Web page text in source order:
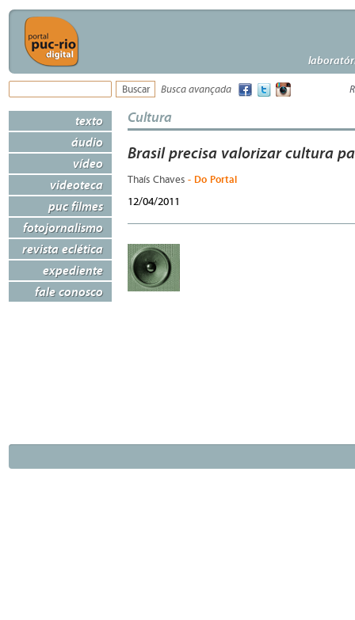
Busca avançada
texto
áudio
vídeo
videoteca
puc filmes
fotojornalismo
revista eclética
expediente
fale conosco
Cultura
Brasil precisa valorizar cultura
Thaís Chaves - Do Portal
12/04/2011